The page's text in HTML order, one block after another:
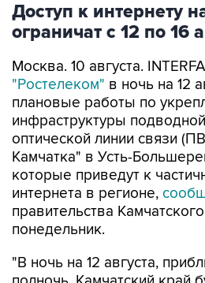
Доступ к интернету
ограничат с 12 по 16
Москва. 10 августа.
"Ростелеком" в ночь на 12
плановые работы по
инфраструктуры
оптической линии связи
Камчатка" в Усть-
которые приведут к
интернета в регионе,
правительства
понедельник.
"В ночь на 12 августа,